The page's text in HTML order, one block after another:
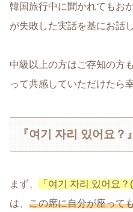
韓国旅行中に聞かれてもお
が失敗した実話を基にお話
中級以上の方はご存知の方
って共感していただけたら
『여기 자리 있어요？
まず、 「여기 자리 있어요
は、 この席に自分が座って